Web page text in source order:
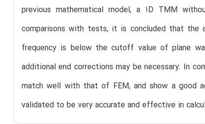
previous mathematical model, a 1D TMM
comparisons with tests, it is concluded that the
frequency is below the cutoff value of plane
additional end corrections may be necessary. In
match well with that of FEM, and show a good
validated to be very accurate and effective in